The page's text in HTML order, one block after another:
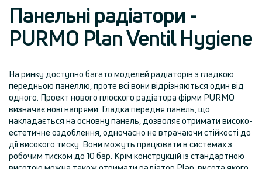
Панельні радіатори -
PURMO Plan Ventil Hygiene
На ринку доступно багато моделей радіаторів з гладкою
передньою панеллю, проте всі вони відрізняються один від
одного. Проект нового плоского радіатора фірми PURMO
визначає нові напрями. Гладка передня панель, що
накладається на основну панель, дозволяє отримати високо-
естетичне оздоблення, одночасно не втрачаючи стійкості до
дії високого тиску. Вони можуть працювати в системах з
робочим тиском до 10 бар. Крім конструкцій із стандартною